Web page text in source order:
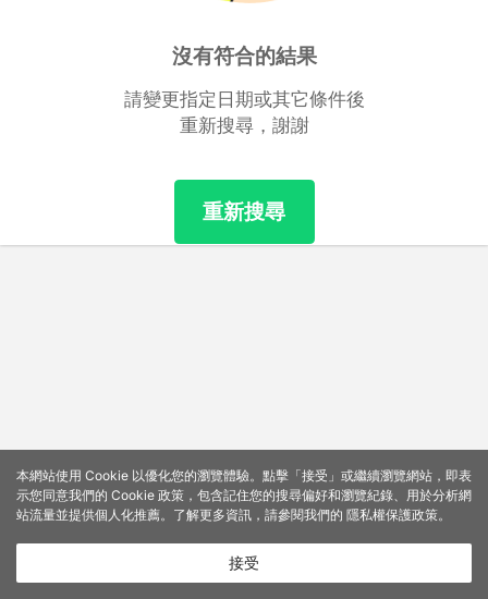
沒有符合的結果
請變更指定日期或其它條件後
重新搜尋，謝謝
重新搜尋
本網站使用 Cookie 以優化您的瀏覽體驗。點擊「接受」或繼續瀏覽網站，即表
示您同意我們的 Cookie 政策，包含記住您的搜尋偏好和瀏覽紀錄、用於分析網
站流量並提供個人化推薦。了解更多資訊，請參閱我們的 隱私權保護政策。
接受